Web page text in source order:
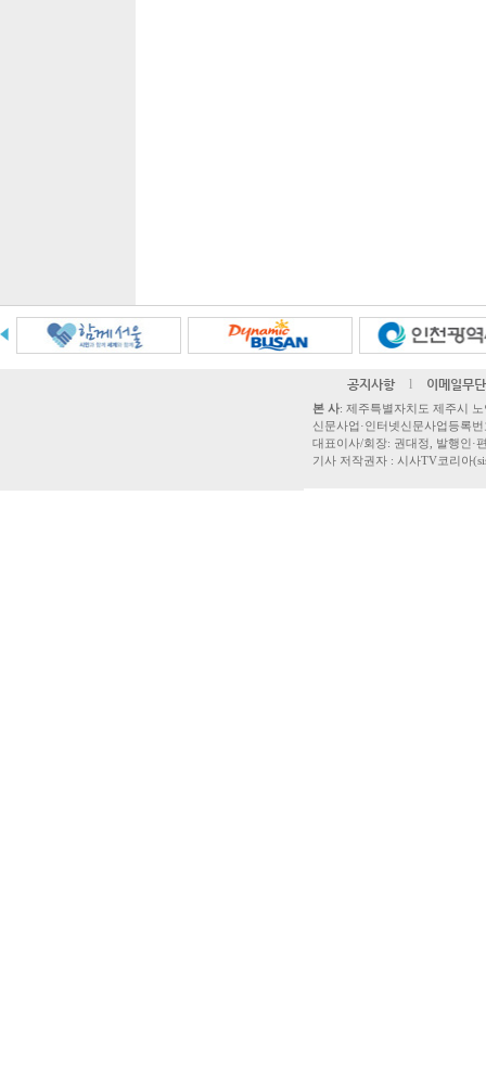
공지사항 l 이메일무
본 사: 제주특별자치도 제주시
신문사업·인터넷신문사업등록
대표이사/회장: 권대정, 발행인·
기사 저작권자 : 시사TV코리아